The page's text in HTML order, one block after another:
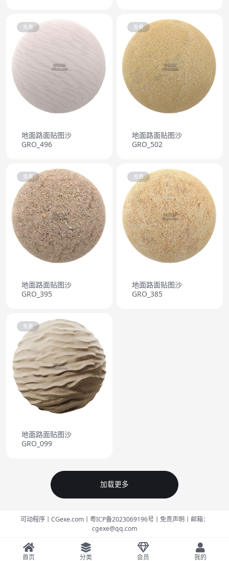
免费
地面路面贴图沙
GRO_496
免费
地面路面贴图沙
GRO_502
免费
地面路面贴图沙
GRO_395
免费
地面路面贴图沙
GRO_385
免费
地面路面贴图沙
GRO_099
加载更多
可动程序丨CGexe.com丨粤ICP备2023069196号丨免责声明丨邮箱：
cgexe@qq.com
首页 分类 会员 我的